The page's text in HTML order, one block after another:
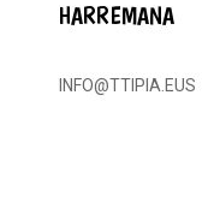
HARREMANA
INFO@TTIPIA.EUS